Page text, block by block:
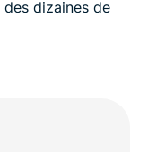
dizaines de